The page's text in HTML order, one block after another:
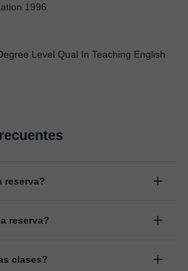
1996
Level Qual In Teaching English
reserva?
el motivo de cancelación.
reserva?
clase. Puedes hacerlo desde tu área
clases?